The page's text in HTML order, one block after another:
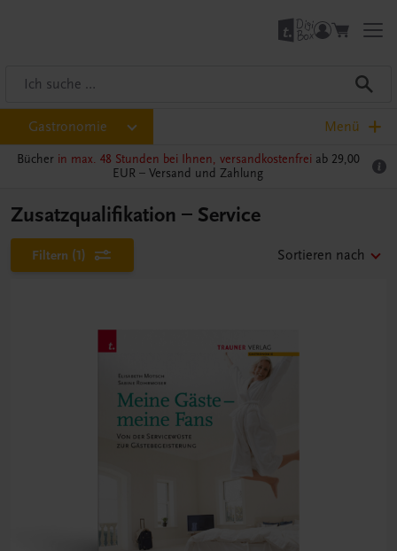
Gastronomie Menü
Bücher in max. 48 Stunden bei Ihnen, versandkostenfrei ab 29,00
EUR – Versand und Zahlung
Zusatzqualifikation – Service
Filtern (1) Sortieren nach